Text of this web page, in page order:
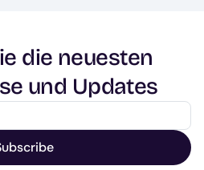
die neuesten
und Updates